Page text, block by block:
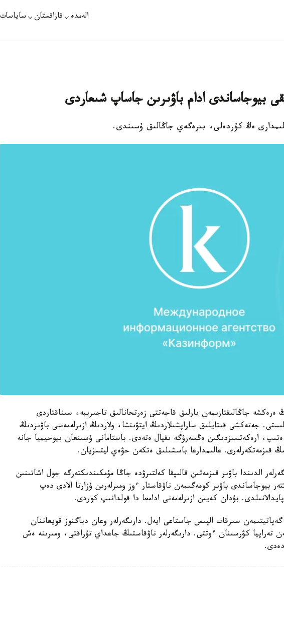
الەمدە قازاقستان ساياسات
بيوجاساندى ادام باۋىرىن جاساپ شىعاردى
ەڭ كۇردەلى، بىرەگەي جاڭالىق ۇسىندى.
ەرەكشە جاڭالىقتارىمەن بارلىق قاجەتتى زەرتحانالىق تاجىريبە، سىناقتاردى
جەتەكشى قىتايلىق ساراپشىلاردىڭ ايتۋىنشا، ولاردىڭ ازىرلەمەسى باۋىردىڭ
ارەكەتسىزدىگىن ەڭسەرۋگە ىقپال ەتەدى. باستامانى ۇسىنعان بيوحيميا جانە
قىزمەتكەرلەرى. عالىمدارعا باسشىلىق ەتكەن حۋەي ليتسزيان.
الدىندا باۋىر قىزمەتىن قالىپقا كەلتىرۋدە جاڭا مۇمكىندىكتەرگە جول اشاتىنىن
بيوجاساندى باۋىر كومەگىمەن ناۋقاستار ءوز ومىرلەرىن ۇزارتا الادى دەپ
بۇدان كەيىن ازىرلەمەنى ادامعا دا قولدانىپ كوردى.
سىرقات الپىس جاستاعى ايەل. دارىگەرلەر وعان دياگنوز قويعاننان
تەراپيا كۋرسىنان ءوتتى. دارىگەرلەر ناۋقاستىڭ جاعداي تۇراقتى، ومىرىنە ەش